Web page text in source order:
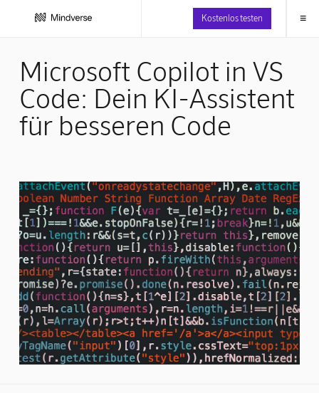
Kostenlos testen ≡
Microsoft Copilot in VS
Code: Dein KI-Assistent
für besseren Code